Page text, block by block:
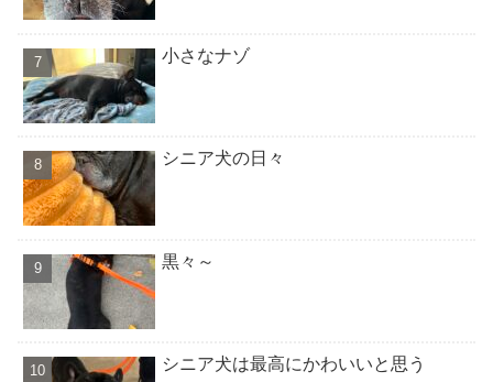
小さなナゾ
シニア犬の日々
黒々～
シニア犬は最高にかわいいと思う